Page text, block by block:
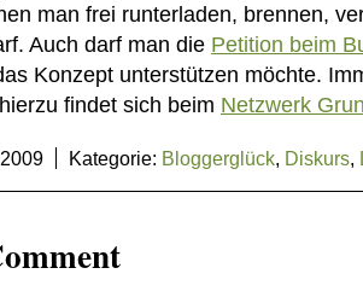
man frei runterladen, brennen,
Auch darf man die Petition beim
Konzept unterstützen möchte.
findet sich beim Netzwerk
Kategorie: Bloggerglück, Diskurs,